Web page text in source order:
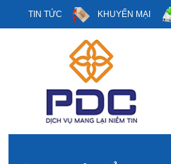
TIN TỨC KHUYẾN MẠI